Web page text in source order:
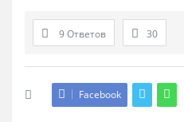
9 Ответов 30
Facebook